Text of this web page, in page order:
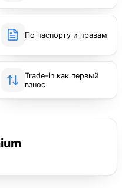
По паспорту и правам
Trade-in как первый
взнос